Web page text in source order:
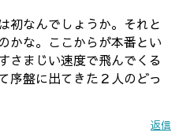
初なんでしょうか。それと
かな。ここからが本番とい
さまじい速度で飛んでくる
序盤に出てきた２人のどっ
返信